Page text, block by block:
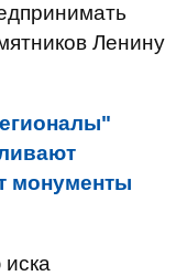
Ленину
монументы